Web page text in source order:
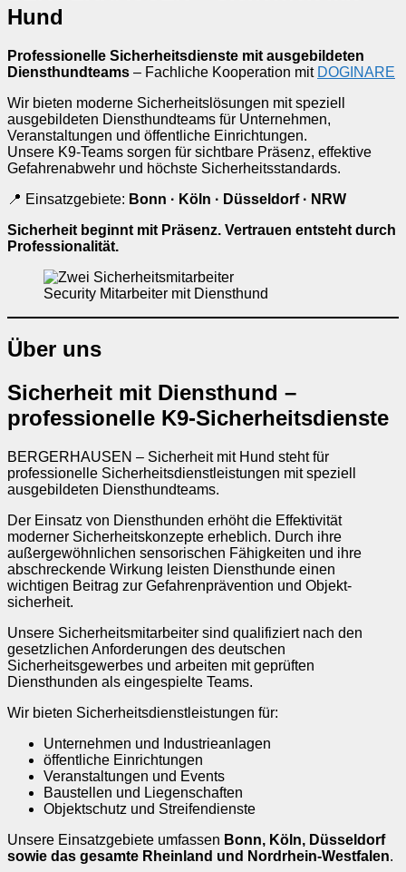
Hund
Professionelle Sicherheitsdienste mit ausgebildeten
Diensthundteams – Fachliche Kooperation mit DOGINARE
Wir bieten moderne Sicherheitslösungen mit speziell
ausgebildeten Diensthundteams für Unternehmen,
Veranstaltungen und öffentliche Einrichtungen.
Unsere K9-Teams sorgen für sichtbare Präsenz, effektive
Gefahrenabwehr und höchste Sicherheitsstandards.
📍 Einsatzgebiete: Bonn · Köln · Düsseldorf · NRW
Sicherheit beginnt mit Präsenz. Vertrauen entsteht durch
Professionalität.
Security Mitarbeiter mit Diensthund
Über uns
Sicherheit mit Diensthund –
professionelle K9-Sicherheitsdienste
BERGERHAUSEN – Sicherheit mit Hund steht für
professionelle Sicherheitsdienstleistungen mit speziell
ausgebildeten Diensthundteams.
Der Einsatz von Diensthunden erhöht die Effektivität
moderner Sicherheitskonzepte erheblich. Durch ihre
außergewöhnlichen sensorischen Fähigkeiten und ihre
abschreckende Wirkung leisten Diensthunde einen
wichtigen Beitrag zur Gefahrenprävention und Objekt­
sicherheit.
Unsere Sicherheitsmitarbeiter sind qualifiziert nach den
gesetzlichen Anforderungen des deutschen
Sicherheitsgewerbes und arbeiten mit geprüften
Diensthunden als eingespielte Teams.
Wir bieten Sicherheitsdienstleistungen für:
Unternehmen und Industrieanlagen
öffentliche Einrichtungen
Veranstaltungen und Events
Baustellen und Liegenschaften
Objektschutz und Streifendienste
Unsere Einsatzgebiete umfassen Bonn, Köln, Düsseldorf
sowie das gesamte Rheinland und Nordrhein-Westfalen.